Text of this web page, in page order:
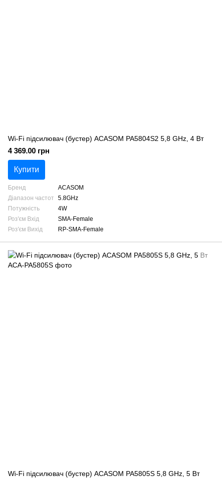
Wi-Fi підсилювач (бустер) ACASOM PA5804S2 5,8 GHz, 4 Вт
4 369.00 грн
Купити
Бренд
ACASOM
Діапазон частот
5.8GHz
Потужність
4W
Роз'єм Вхід
SMA-Female
Роз'єм Вихід
RP-SMA-Female
Wi-Fi підсилювач (бустер) ACASOM PA5805S 5,8 GHz, 5 Вт